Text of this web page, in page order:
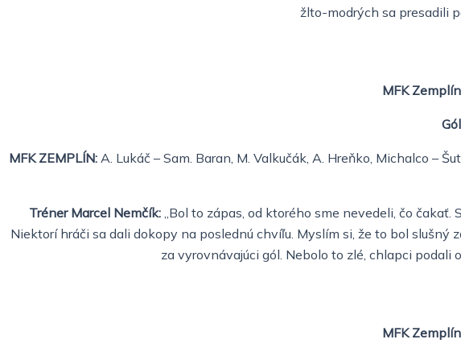
žlto-modrých sa presadili
MFK
MFK ZEMPLÍN:A. Lukáč – Sam. Baran, M. Valkučák, A. Hreňko, Michalco –
Tréner Marcel Nemčík: „Bol to zápas, od ktorého sme nevedeli, čo
Niektorí hráči sa dali dokopy na poslednú chvíľu. Myslím si, že to bol
za vyrovnávajúci gól. Nebolo to zlé, chlapci
MFK